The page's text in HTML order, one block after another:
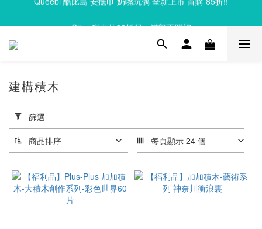
用
篩
選
(0/20)
品
牌
建構積木
篩選
商品排序 每頁顯示 24 個